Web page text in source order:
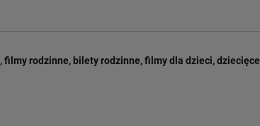
,filmy rodzinne, bilety rodzinne,filmy dla dzieci,dziecięce